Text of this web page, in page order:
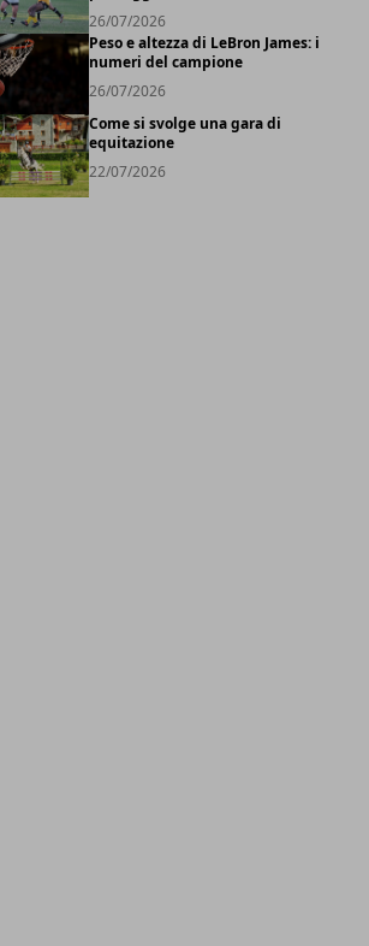
26/07/2026
Peso e altezza di LeBron James: i
numeri del campione
26/07/2026
Come si svolge una gara di
equitazione
22/07/2026